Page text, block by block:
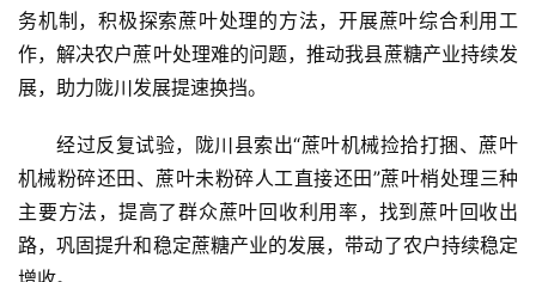
首
页
务机制，积极探索蔗叶处理的方法，开展蔗叶综合利用工
作，解决农户蔗叶处理难的问题，推动我县蔗糖产业持续发
展，助力陇川发展提速换挡。
经过反复试验，陇川县索出“蔗叶机械捡拾打捆、蔗叶
机械粉碎还田、蔗叶未粉碎人工直接还田”蔗叶梢处理三种
主要方法，提高了群众蔗叶回收利用率，找到蔗叶回收出
路，巩固提升和稳定蔗糖产业的发展，带动了农户持续稳定